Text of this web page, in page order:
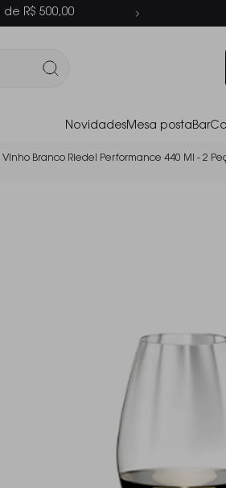
até 6x sem juros
NovidadesMesa postaBar
Vinho Branco Riedel Performance 440 Ml - 2